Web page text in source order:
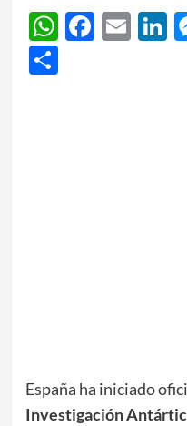
Share
España ha iniciado
Investigación